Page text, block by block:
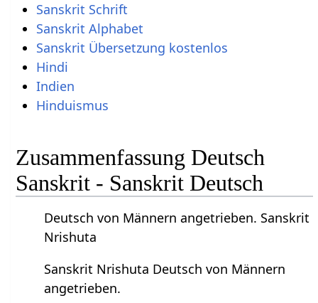
Sanskrit Schrift
Sanskrit Alphabet
Sanskrit Übersetzung kostenlos
Hindi
Indien
Hinduismus
Zusammenfassung Deutsch
Sanskrit - Sanskrit Deutsch
Deutsch von Männern angetrieben. Sanskrit
Nrishuta
Sanskrit Nrishuta Deutsch von Männern
angetrieben.